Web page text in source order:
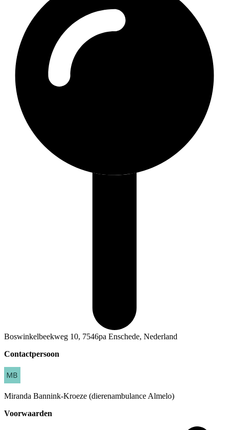
Boswinkelbeekweg 10, 7546pa Enschede, Nederland
Contactpersoon
Miranda Bannink-Kroeze (dierenambulance Almelo)
Voorwaarden